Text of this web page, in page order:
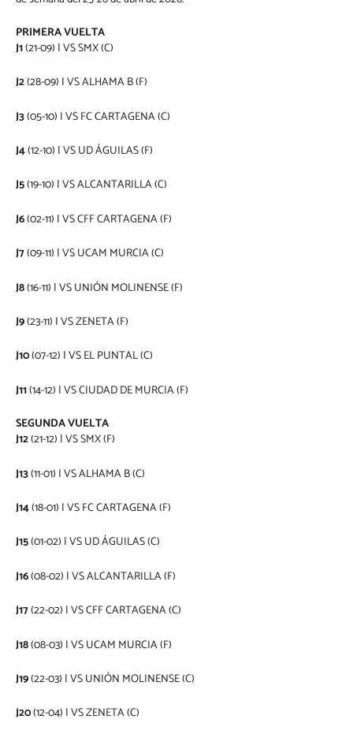
PRIMERA VUELTA
J1(21-09) | VS SMX (C)
J2(28-09) | VS ALHAMA B (F)
J3(05-10) | VS FC CARTAGENA (C)
J4(12-10) | VS UD ÁGUILAS (F)
J5(19-10) | VS ALCANTARILLA (C)
J6(02-11) | VS CFF CARTAGENA (F)
J7(09-11) | VS UCAM MURCIA (C)
J8(16-11) | VS UNIÓN MOLINENSE (F)
J9(23-11) | VS ZENETA (F)
J10(07-12) | VS EL PUNTAL (C)
J11(14-12) | VS CIUDAD DE MURCIA (F)
SEGUNDA VUELTA
J12(21-12) | VS SMX (F)
J13(11-01) | VS ALHAMA B (C)
J14(18-01) | VS FC CARTAGENA (F)
J15(01-02) | VS UD ÁGUILAS (C)
J16(08-02) | VS ALCANTARILLA (F)
J17(22-02) | VS CFF CARTAGENA (C)
J18(08-03) | VS UCAM MURCIA (F)
J19(22-03) | VS UNIÓN MOLINENSE (C)
J20(12-04) | VS ZENETA (C)